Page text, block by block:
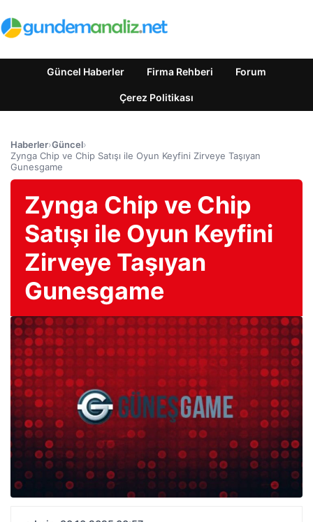
Güncel Haberler Firma Rehberi Forum
Çerez Politikası
Haberler›Güncel›
Zynga Chip ve Chip Satışı ile Oyun Keyfini Zirveye Taşıyan
Gunesgame
Zynga Chip ve Chip
Satışı ile Oyun Keyfini
Zirveye Taşıyan
Gunesgame